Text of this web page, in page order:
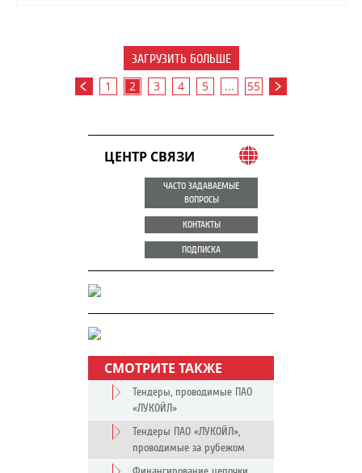
ЗАГРУЗИТЬ БОЛЬШЕ
1 2 3 4 5 ... 55
ЦЕНТР СВЯЗИ
ЧАСТО ЗАДАВАЕМЫЕ
ВОПРОСЫ
КОНТАКТЫ
ПОДПИСКА
СМОТРИТЕ ТАКЖЕ
Тендеры, проводимые ПАО
«ЛУКОЙЛ»
Тендеры ПАО «ЛУКОЙЛ»,
проводимые за рубежом